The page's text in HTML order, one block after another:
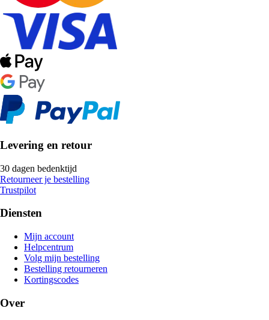
Levering en retour
30 dagen bedenktijd
Retourneer je bestelling
Trustpilot
Diensten
Mijn account
Helpcentrum
Volg mijn bestelling
Bestelling retourneren
Kortingscodes
Over